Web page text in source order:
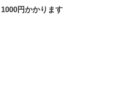
1000円かかります